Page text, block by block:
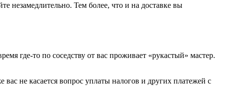
незамедлительно. Тем более, что и на доставке вы
где-то по соседству от вас проживает «рукастый» мастер.
не касается вопрос уплаты налогов и других платежей с